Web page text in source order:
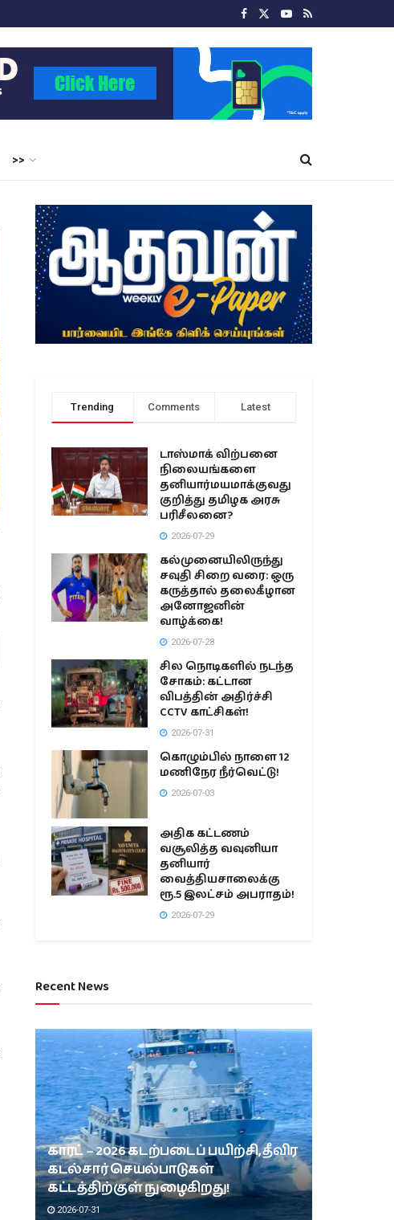
>>
Trending Comments Latest
டாஸ்மாக் விற்பனை
நிலையங்களை
தனியார்மயமாக்குவது
குறித்து தமிழக அரசு
பரிசீலனை?
2026-07-29
கல்முனையிலிருந்து
சவுதி சிறை வரை: ஒரு
கருத்தால் தலைகீழான
அனோஜனின்
வாழ்க்கை!
2026-07-28
சில நொடிகளில் நடந்த
சோகம்: கட்டான
விபத்தின் அதிர்ச்சி
CCTV காட்சிகள்!
2026-07-31
கொழும்பில் நாளை 12
மணிநேர நீர்வெட்டு!
2026-07-03
அதிக கட்டணம்
வசூலித்த வவுனியா
தனியார்
வைத்தியசாலைக்கு
ரூ.5 இலட்சம் அபராதம்!
2026-07-29
Recent News
காரட் – 2026 கடற்படைப் பயிற்சி, தீவிர
கடல்சார் செயல்பாடுகள்
கட்டத்திற்குள் நுழைகிறது!
2026-07-31